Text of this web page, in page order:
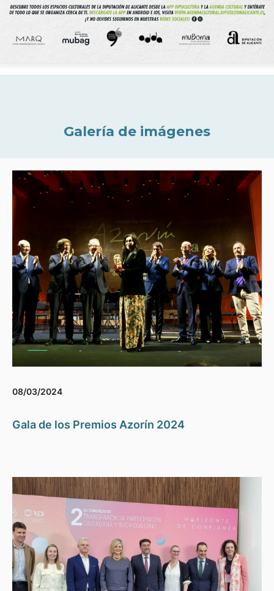
Galería de imágenes
08/03/2024
Gala de los Premios Azorín 2024